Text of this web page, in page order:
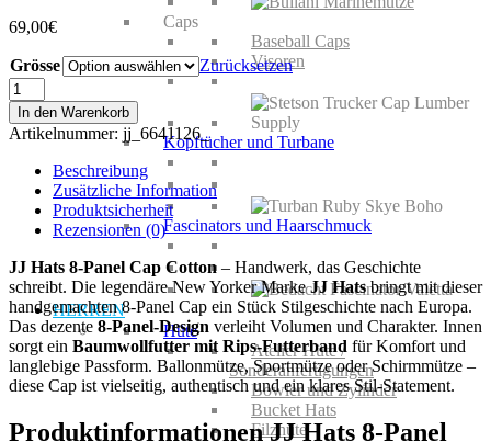
Caps
Baseball Caps
Visoren
Kopftücher und Turbane
Fascinators und Haarschmuck
HERREN
Hüte
Atelier Hüte /
Sonderanfertigungen
Bowler und Zylinder
Bucket Hats
Filzhüte
69,00€
Grösse
Zurücksetzen
JJ
Hats
8-
Panel
Cap
Cotton
Menge
In den Warenkorb
Artikelnummer: jj_6641126_
Beschreibung
Zusätzliche Information
Produktsicherheit
Rezensionen (0)
JJ Hats 8-Panel Cap Cotton – Handwerk, das Geschichte
schreibt. Die legendäre New Yorker MarkeJJ Hatsbringt mit dieser
handgemachten 8-Panel Cap ein Stück Stilgeschichte nach Europa.
Das dezente 8-Panel-Design verleiht Volumen und Charakter. Innen
sorgt ein Baumwollfutter mit Rips-Futterband für Komfort und
langlebige Passform. Ballonmütze, Sportmütze oder Schirmmütze –
diese Cap ist vielseitig, authentisch und ein klares Stil-Statement.
Produktinformationen JJ Hats 8-Panel